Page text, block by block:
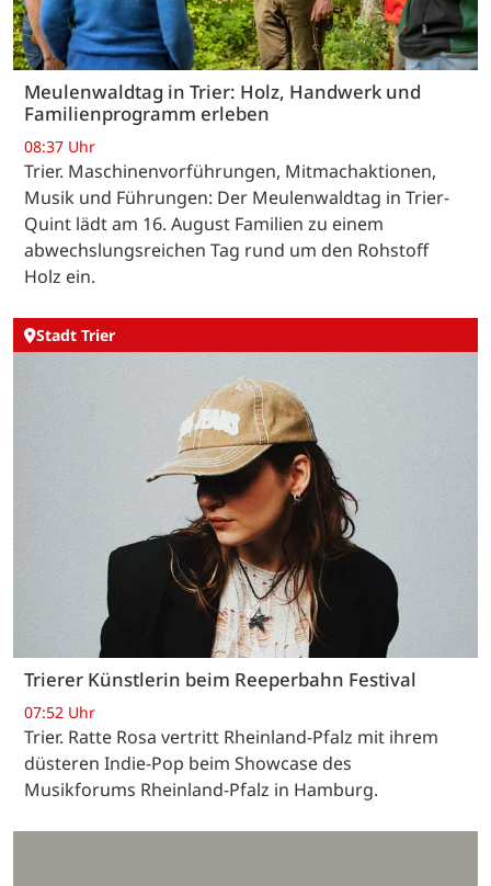
Meulenwaldtag in Trier: Holz, Handwerk und
Familienprogramm erleben
08:37 Uhr
Trier. Maschinenvorführungen, Mitmachaktionen,
Musik und Führungen: Der Meulenwaldtag in Trier-
Quint lädt am 16. August Familien zu einem
abwechslungsreichen Tag rund um den Rohstoff
Holz ein.
Stadt Trier
Trierer Künstlerin beim Reeperbahn Festival
07:52 Uhr
Trier. Ratte Rosa vertritt Rheinland-Pfalz mit ihrem
düsteren Indie-Pop beim Showcase des
Musikforums Rheinland-Pfalz in Hamburg.